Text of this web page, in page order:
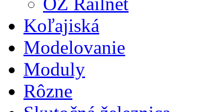
Koľajiská
Modelovanie
Moduly
Rôzne